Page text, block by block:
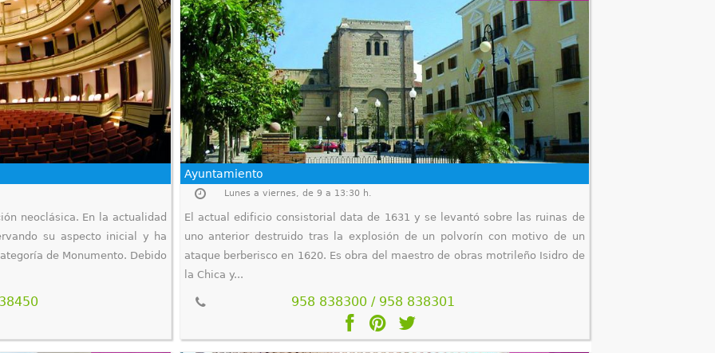
neoclásica. En la actualidad
su aspecto inicial y ha
de Monumento. Debido
Ayuntamiento
Lunes a viernes, de 9 a 13:30 h.
El actual edificio consistorial data de 1631 y se levantó sobre las ruinas de
uno anterior destruido tras la explosión de un polvorín con motivo de un
ataque berberisco en 1620. Es obra del maestro de obras motrileño Isidro de
la Chica y...
958 838300 / 958 838301